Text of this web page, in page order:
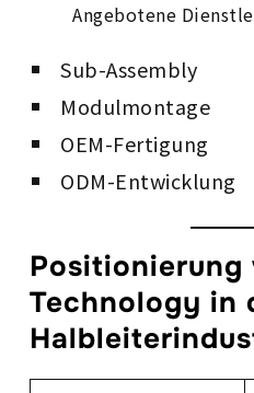
Angebotene
Sub-Assembly
Modulmontage
OEM-Fertigung
ODM-Entwicklung
Positionierung
Technology in